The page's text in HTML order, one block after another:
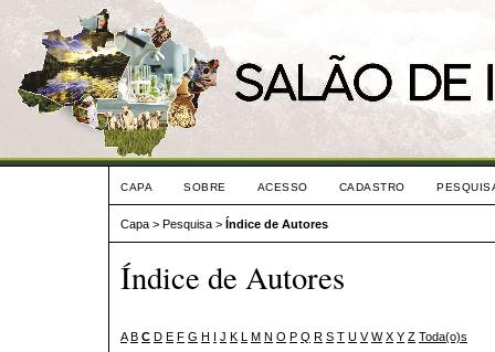
CAPA SOBRE ACESSO CADASTRO
Capa > Pesquisa > Índice de Autores
Índice de Autores
A B C D E F G H I J K L M N O P Q R S T U V W X Y Z Toda(o)s